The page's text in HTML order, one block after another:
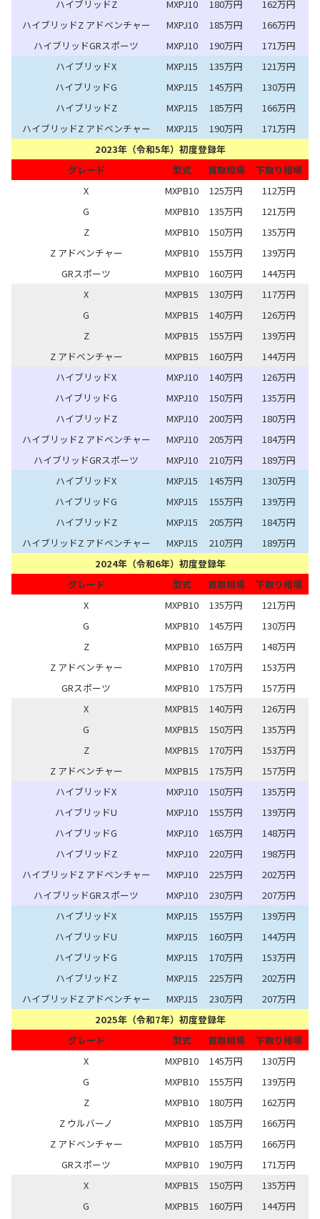
ハイブリッドZ MXPJ10 180万円
162万円
ハイブリッドZ アドベンチャー
MXPJ10 185万円
166万円
ハイブリッドGRスポーツ
MXPJ10 190万円
171万円
ハイブリッドX
MXPJ15 135万円
121万円
ハイブリッドG
MXPJ15 145万円
130万円
ハイブリッドZ
MXPJ15 185万円
166万円
ハイブリッドZ アドベンチャー
MXPJ15 190万円
171万円
2023年（令和5年）初度登録年
グレード
型式 買取相場
下取り相場
X
MXPB10 125万円
112万円
G
MXPB10 135万円
121万円
Z
MXPB10 150万円
135万円
Z アドベンチャー
MXPB10 155万円
139万円
GRスポーツ
MXPB10 160万円
144万円
X
MXPB15 130万円
117万円
G
MXPB15 140万円
126万円
Z
MXPB15 155万円
139万円
Z アドベンチャー
MXPB15 160万円
144万円
ハイブリッドX
MXPJ10 140万円
126万円
ハイブリッドG
MXPJ10 150万円
135万円
ハイブリッドZ
MXPJ10 200万円
180万円
ハイブリッドZ アドベンチャー
MXPJ10 205万円
184万円
ハイブリッドGRスポーツ
MXPJ10 210万円
189万円
ハイブリッドX
MXPJ15 145万円
130万円
ハイブリッドG
MXPJ15 155万円
139万円
ハイブリッドZ
MXPJ15 205万円
184万円
ハイブリッドZ アドベンチャー
MXPJ15 210万円
189万円
2024年（令和6年）初度登録年
グレード
型式 買取相場
下取り相場
X
MXPB10 135万円
121万円
G
MXPB10 145万円
130万円
Z
MXPB10 165万円
148万円
Z アドベンチャー
MXPB10 170万円
153万円
GRスポーツ
MXPB10 175万円
157万円
X
MXPB15 140万円
126万円
G
MXPB15 150万円
135万円
Z
MXPB15 170万円
153万円
Z アドベンチャー
MXPB15 175万円
157万円
ハイブリッドX
MXPJ10 150万円
135万円
ハイブリッドU
MXPJ10 155万円
139万円
ハイブリッドG
MXPJ10 165万円
148万円
ハイブリッドZ
MXPJ10 220万円
198万円
ハイブリッドZ アドベンチャー
MXPJ10 225万円
202万円
ハイブリッドGRスポーツ
MXPJ10 230万円
207万円
ハイブリッドX
MXPJ15 155万円
139万円
ハイブリッドU
MXPJ15 160万円
144万円
ハイブリッドG
MXPJ15 170万円
153万円
ハイブリッドZ
MXPJ15 225万円
202万円
ハイブリッドZ アドベンチャー
MXPJ15 230万円
207万円
2025年（令和7年）初度登録年
グレード
型式 買取相場
下取り相場
X
MXPB10 145万円
130万円
G
MXPB10 155万円
139万円
Z
MXPB10 180万円
162万円
Z ウルバーノ
MXPB10 185万円
166万円
Z アドベンチャー
MXPB10 185万円
166万円
GRスポーツ
MXPB10 190万円
171万円
X
MXPB15 150万円
135万円
G
MXPB15 160万円
144万円